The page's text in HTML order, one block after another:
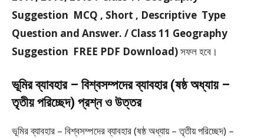
Suggestion MCQ , Short , Descriptive Type
Question and Answer. / Class 11 Geography
Suggestion FREE PDF Download)সফল হবে।
ভূমির ব্যাবহার – বিশ্বসম্পদের ব্যাবহার (ষষ্ঠ অধ্যায় –
তৃতীয় পরিচ্ছেদ) প্রশ্ন ও উত্তর
ভূমির ব্যাবহার – বিশ্বসম্পদের ব্যাবহার (ষষ্ঠ অধ্যায় – তৃতীয় পরিচ্ছেদ) –